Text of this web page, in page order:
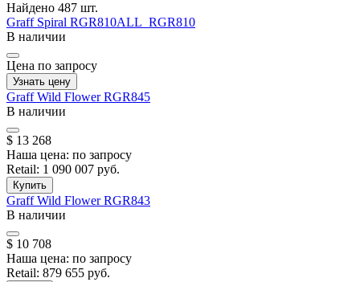
Найдено 487 шт.
Graff Spiral RGR810ALL_RGR810
В наличии
Цена по запросу
Узнать цену
GraffWild FlowerRGR845
В наличии
$ 13 268
Наша цена: по запросу
Retail: 1 090 007 руб.
Купить
GraffWild FlowerRGR843
В наличии
$ 10 708
Наша цена: по запросу
Retail: 879 655 руб.